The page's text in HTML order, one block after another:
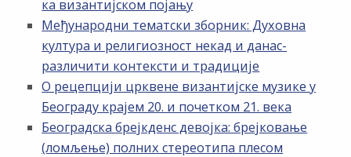
ка византијском појању
Међународни тематски зборник: Духовна
култура и религиозност некад и данас-
различити контексти и традиције
О рецепцији црквене византијске музике у
Београду крајем 20. и почетком 21. века
Београдска брејкденс девојка: брејковање
(ломљење) полних стереотипа плесом